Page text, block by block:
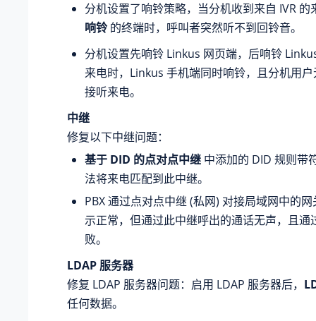
分机设置了响铃策略，当分机收到来自 IVR
响铃的终端时，呼叫者突然听不到回铃音。
分机设置先响铃 Linkus 网页端，后响铃
来电时，Linkus 手机端同时响铃，且分机用
接听来电。
中继
修复以下中继问题：
基于 DID 的点对点中继 中添加的 DID 规则带
法将来电匹配到此中继。
PBX 通过点对点中继 (私网) 对接局域网中的
示正常，但通过此中继呼出的通话无声，且通
败。
LDAP 服务器
修复 LDAP 服务器问题：启用 LDAP 服务器后，
任何数据。